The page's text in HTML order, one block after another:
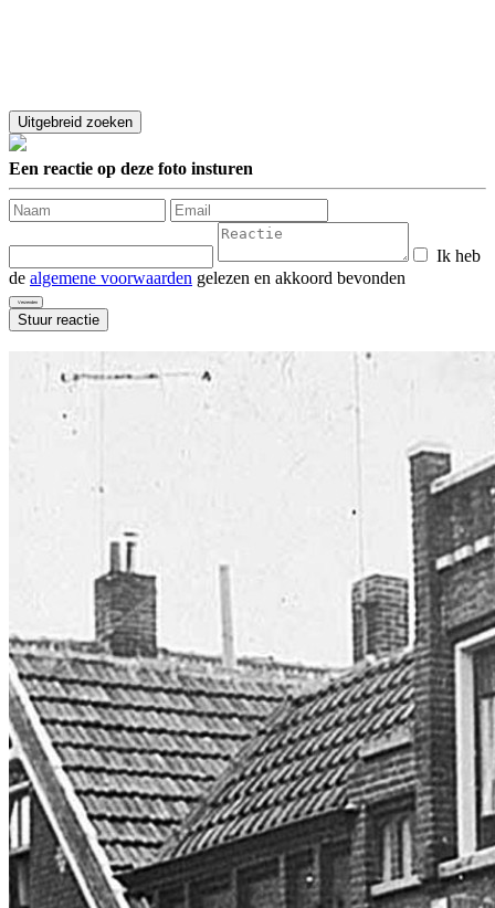
Een reactie op deze foto insturen
Ik heb
de algemene voorwaarden gelezen en akkoord bevonden